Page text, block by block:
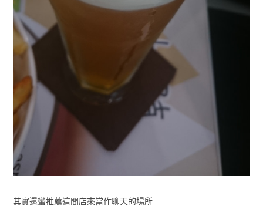
其實還蠻推薦這間店來當作聊天的場所